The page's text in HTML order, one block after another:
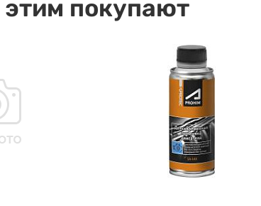
покупают